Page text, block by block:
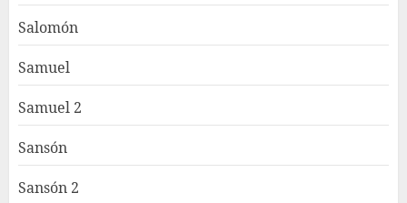
Salomón
Samuel
Samuel 2
Sansón
Sansón 2